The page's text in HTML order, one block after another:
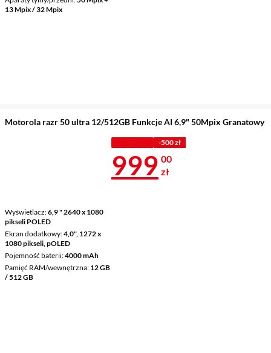
13 Mpix / 32 Mpix
Motorola razr 50 ultra 12/512GB Funkcje AI 6,9" 50Mpix Granatowy
Wyświetlacz 6,9 " 2640 x 1080
pikseli POLED
Ekran dodatkowy 4,0", 1272 x
1080 pikseli, pOLED
Pojemność baterii 4000 mAh
Pamięć RAM/wewnętrzna 12 GB
/ 512 GB
-500 zł
Cena 999 zł
999 00
zł